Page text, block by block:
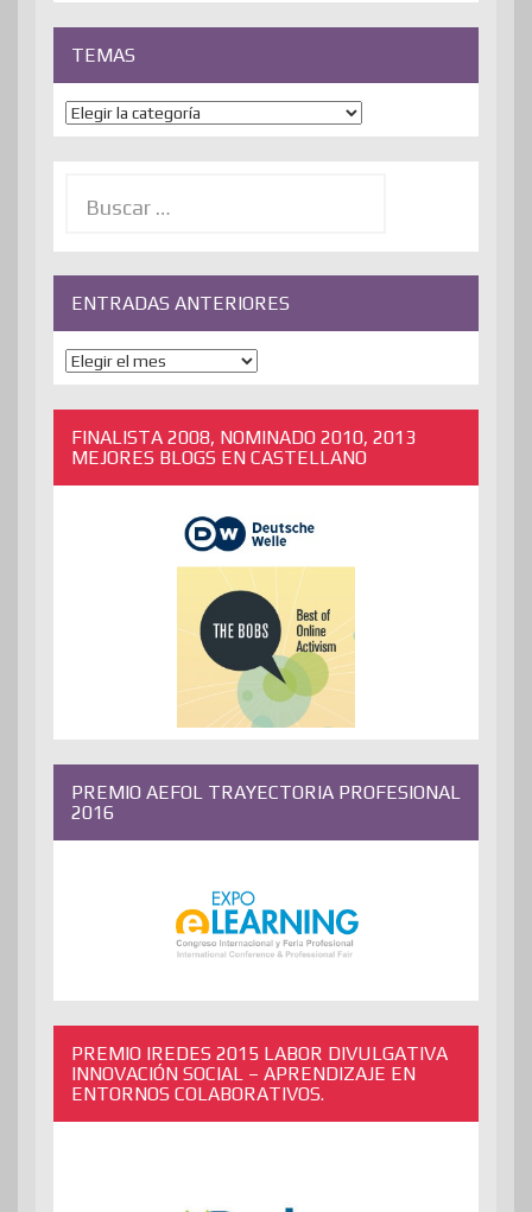
TEMAS
Temas
ENTRADAS ANTERIORES
ENTRADAS
ANTERIORES
FINALISTA 2008, NOMINADO 2010, 2013
MEJORES BLOGS EN CASTELLANO
PREMIO AEFOL TRAYECTORIA PROFESIONAL
2016
PREMIO IREDES 2015 LABOR DIVULGATIVA
INNOVACIÓN SOCIAL – APRENDIZAJE EN
ENTORNOS COLABORATIVOS.